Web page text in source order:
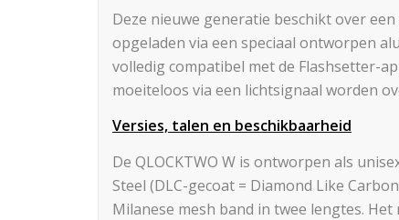
Deze nieuwe generatie beschikt over
opgeladen via een speciaal ontworpen
volledig compatibel met de Flashsetter-
moeiteloos via een lichtsignaal worden
Versies, talen en beschikbaarheid
De QLOCKTWO W is ontworpen als
Steel (DLC-gecoat = Diamond Like
Milanese mesh band in twee lengtes.